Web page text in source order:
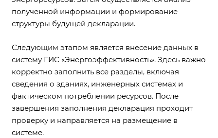
полученной информации и формирование
структуры будущей декларации.
Следующим этапом является внесение данных в
систему ГИС «Энергоэффективность». Здесь важно
корректно заполнить все разделы, включая
сведения о зданиях, инженерных системах и
фактическом потреблении ресурсов. После
завершения заполнения декларация проходит
проверку и направляется на размещение в
системе.